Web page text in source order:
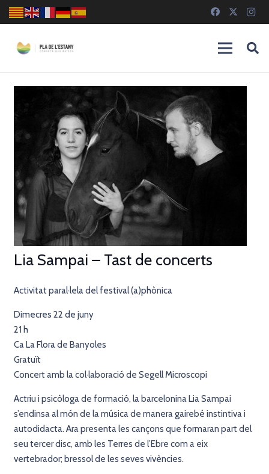
Lia Sampai – Tast de concerts
Activitat paral·lela del festival (a)phònica
Dimecres 22 de juny
21 h
Ca La Flora de Banyoles
Gratuït
Concert amb la col·laboració de Segell Microscopi
Actriu i psicòloga de formació, la barcelonina Lia Sampai
s’endinsa al món de la música de manera gairebé instintiva i
autodidacta. Ara presenta les cançons que formaran part del
seu tercer disc, amb les Terres de l’Ebre com a eix
vertebrador; bressol de les seves vivències.